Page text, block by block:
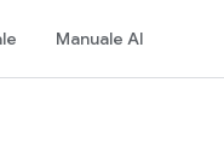
Manuale AI